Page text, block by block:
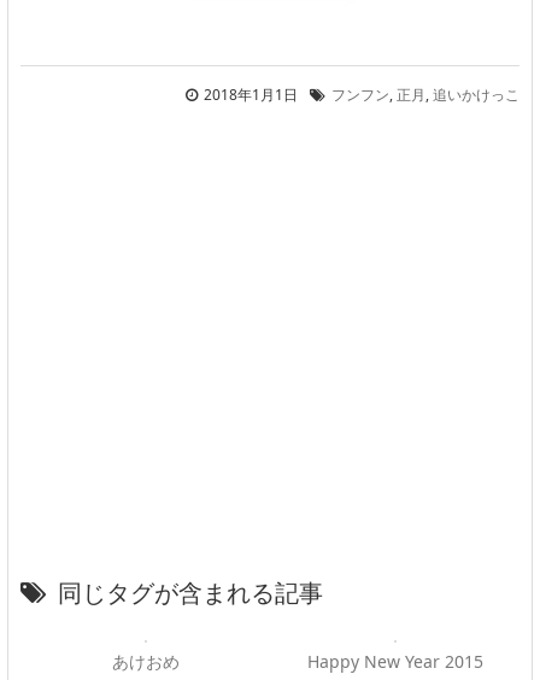
2018年1月1日 フンフン,正月,追いかけっこ
同じタグが含まれる記事
あけおめ Happy New Year 2015